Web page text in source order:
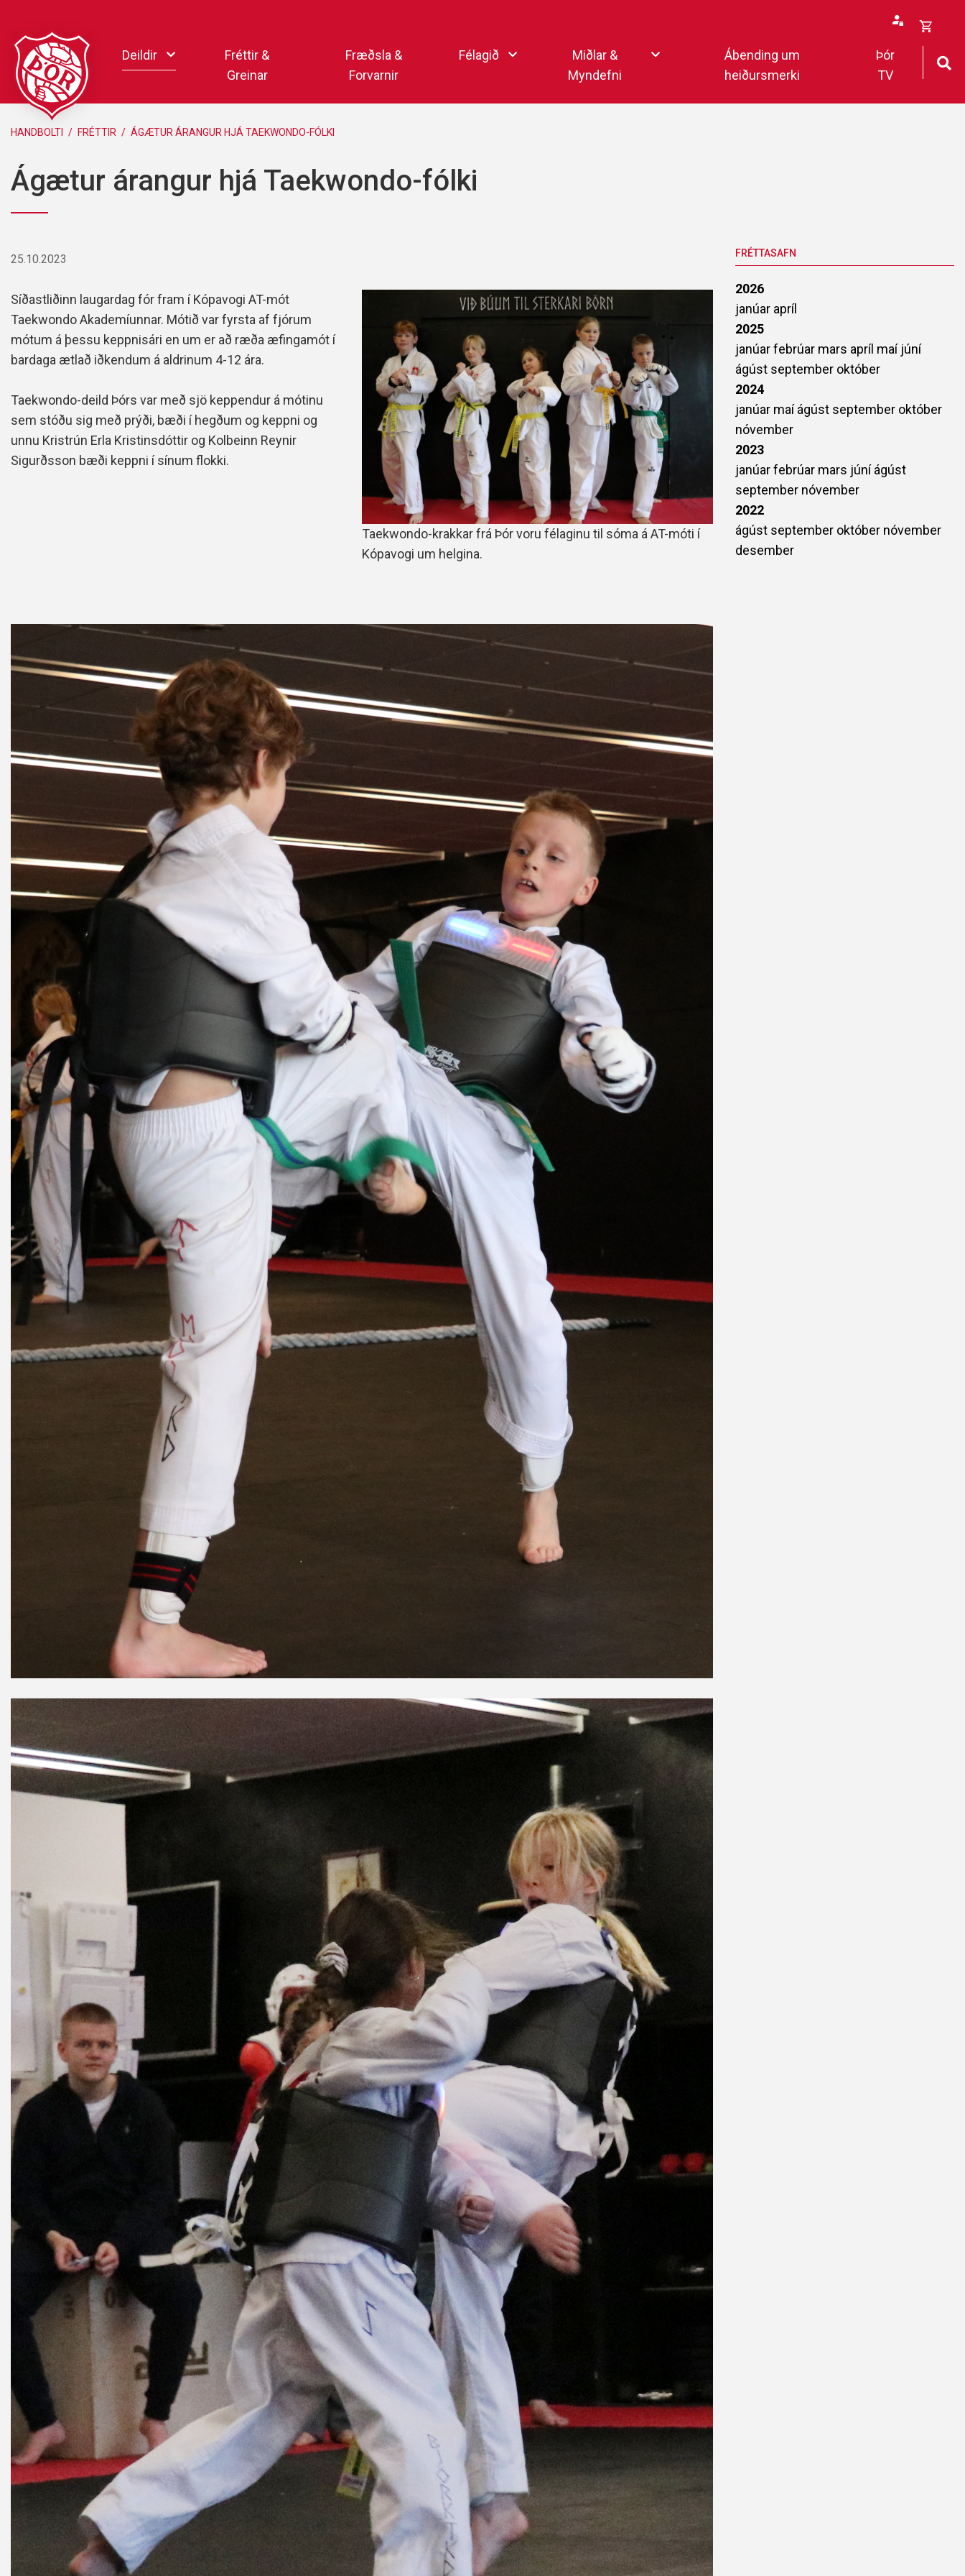
efni
Deildir
Handbolti
Knattspyrna
Pollamót Samskipa
Fréttir &
Greinar
Fræðsla &
Forvarnir
Félagið
Getraunaþjónusta Þórs
Lög Þórs
Fyrirmyndarfélag ÍSÍ
Handbók aðalstjórnar Þórs
Ársskýrslur
Miðlar &
Myndefni
Ábending um
heiðursmerki
Þór
TV
Opna
körfu
HANDBOLTI / FRÉTTIR / ÁGÆTUR ÁRANGUR HJÁ TAEKWONDO-FÓLKI
Ágætur árangur hjá Taekwondo-fólki
25.10.2023
Taekwondo-krakkar frá Þór voru félaginu til sóma á AT-móti í
Kópavogi um helgina.
Síðastliðinn laugardag fór fram í Kópavogi AT-mót
Taekwondo Akademíunnar. Mótið var fyrsta af fjórum
mótum á þessu keppnisári en um er að ræða æfingamót í
bardaga ætlað iðkendum á aldrinum 4-12 ára.
Taekwondo-deild Þórs var með sjö keppendur á mótinu
sem stóðu sig með prýði, bæði í hegðum og keppni og
unnu Kristrún Erla Kristinsdóttir og Kolbeinn Reynir
Sigurðsson bæði keppni í sínum flokki.
FRÉTTASAFN
2026
janúar apríl
2025
janúarfebrúar mars apríl maí júní
ágúst september október
2024
janúar maíágúst september október
nóvember
2023
janúarfebrúar mars júníágúst
september nóvember
2022
ágúst september október nóvember
desember